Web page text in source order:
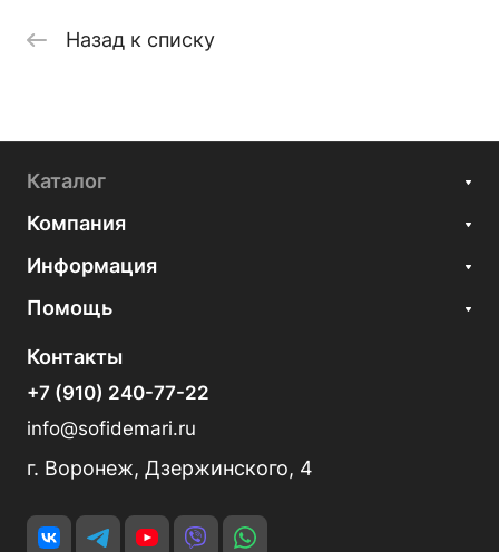
Назад к списку
Каталог
Компания
Информация
Помощь
Контакты
+7 (910) 240-77-22
info@sofidemari.ru
г. Воронеж, Дзержинского, 4